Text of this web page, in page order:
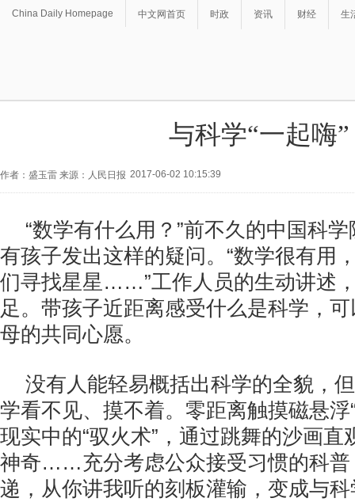
China Daily Homepage 中文网首页 时政 资讯 财经 生
与科学“一起嗨”
作者：盛玉雷 来源：人民日报 2017-06-02 10:15:39
“数学有什么用？”前不久的中国科
有孩子发出这样的疑问。“数学很有用
们寻找星星……”工作人员的生动讲述
足。带孩子近距离感受什么是科学，
母的共同心愿。
没有人能轻易概括出科学的全貌，
学看不见、摸不着。零距离触摸磁悬浮
现实中的“驭火术”，通过跳舞的沙画直
神奇……充分考虑公众接受习惯的科普
递，从你讲我听的刻板灌输，变成与科